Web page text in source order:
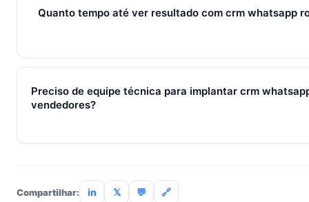
com 7 dias grátis sem cartão.
Quanto tempo até ver resultado com crm whatsapp
Métricas de processo (tempo de resposta, follow-up)
Preciso de equipe técnica para implantar crm
vendedores?
Compartilhar: in 𝕏 💬 🔗